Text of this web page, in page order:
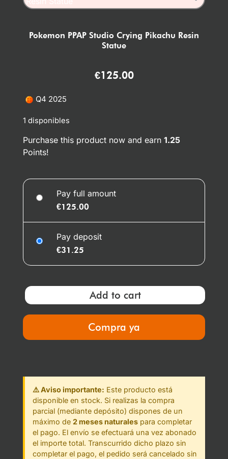
Pokemon PPAP Studio Crying Pikachu Resin
Statue
€125.00
Q4 2025
1 disponibles
Purchase this product now and earn 1.25
Points!
Pay full amount
€125.00
Pay deposit
€31.25
Add to cart
Compra ya
⚠️ Aviso importante: Este producto está
disponible en stock. Si realizas la compra
parcial (mediante depósito) dispones de un
máximo de 2 meses naturales para completar
el pago. El envío se efectuará una vez abonado
el importe total. Transcurrido dicho plazo sin
completar el pago, el pedido será cancelado sin